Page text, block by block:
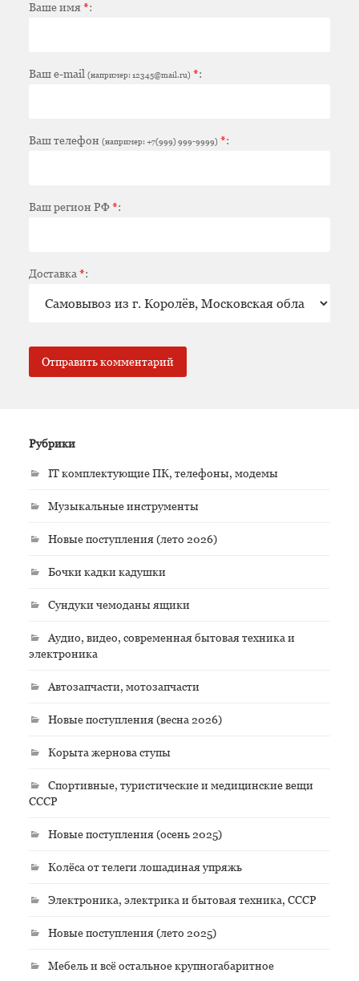
Ваше имя*:
Ваш e-mail (например: 12345@mail.ru) *:
Ваш телефон (например: +7(999) 999-9999) *:
Ваш регион РФ*:
Доставка *:
Рубрики
IT комплектующие ПК, телефоны, модемы
Музыкальные инструменты
Новые поступления (лето 2026)
Бочки кадки кадушки
Сундуки чемоданы ящики
Аудио, видео, современная бытовая техника и
электроника
Автозапчасти, мотозапчасти
Новые поступления (весна 2026)
Корыта жернова ступы
Спортивные, туристические и медицинские вещи
СССР
Новые поступления (осень 2025)
Колёса от телеги лошадиная упряжь
Электроника, электрика и бытовая техника, СССР
Новые поступления (лето 2025)
Мебель и всё остальное крупногабаритное